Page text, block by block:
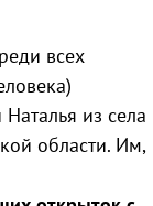
всех
из села
области. Им,